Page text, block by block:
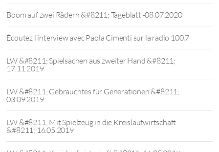
Boom auf zwei Rädern &#8211; Tageblatt -08.07.2020
Écoutez l’interview avec Paola Cimenti sur la radio 100,7
LW &#8211; Spielsachen aus zweiter Hand &#8211;
17.11.2019
LW &#8211; Gebrauchtes für Generationen &#8211;
03.09.2019
LW &#8211; Mit Spielzeug in die Kreislaufwirtschaft
&#8211; 16.05.2019